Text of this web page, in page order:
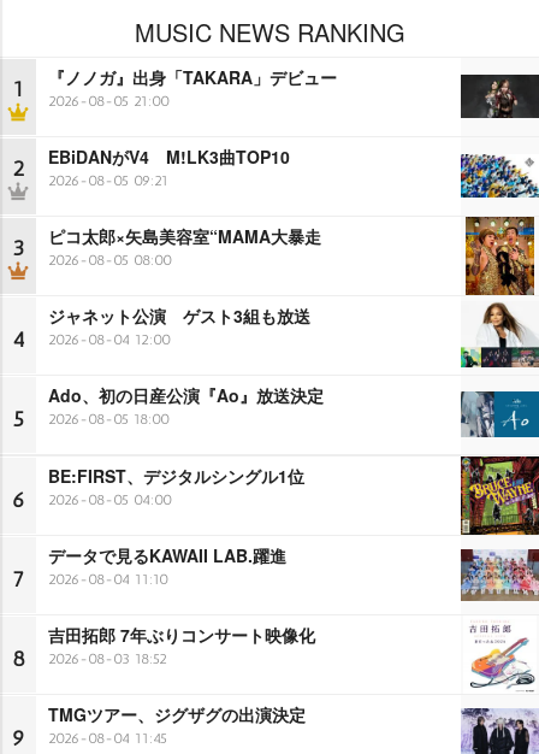
MUSIC NEWS RANKING
1 『ノノガ』出身「TAKARA」デビュー
2026-08-05 21:00
2 EBiDANがV4 M!LK3曲TOP10
2026-08-05 09:21
3 ピコ太郎×矢島美容室“MAMA大暴走
2026-08-05 08:00
4
ジャネット公演 ゲスト3組も放送
2026-08-04 12:00
5
Ado、初の日産公演『Ao』放送決定
2026-08-05 18:00
6
BE:FIRST、デジタルシングル1位
2026-08-05 04:00
7
データで見るKAWAII LAB.躍進
2026-08-04 11:10
8
吉田拓郎 7年ぶりコンサート映像化
2026-08-03 18:52
9
TMGツアー、ジグザグの出演決定
2026-08-04 11:45